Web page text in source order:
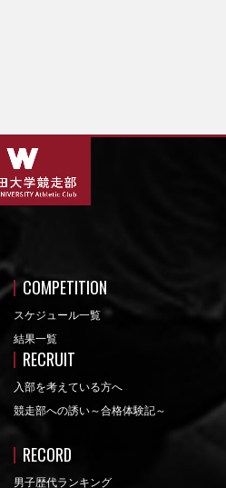
COMPETITION
スケジュール一覧
結果一覧
RECRUIT
入部を考えている方へ
競走部への誘い～合格体験記～
RECORD
男子歴代ランキング